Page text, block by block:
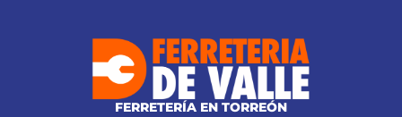
trapezoidal para cortes limpios
FERRETERÍA EN TORREÓN